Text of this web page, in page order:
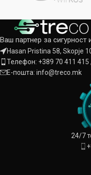
Ваш партнер за сигурност
Hasan Pristina 58, Skopje
Телефон: +389 70 411 415
Е-пошта: info@treco.mk
24/7